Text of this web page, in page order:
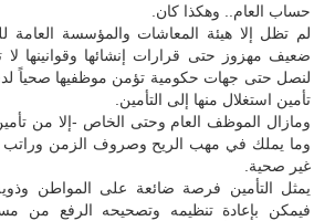
حساب العام.. وهكذا كان.
لم تظل إلا هيئة المعاشات والمؤسسة العامة
ضعيف مهزوز حتى قرارات إنشائها وقوانينها لا
لنصل حتى جهات حكومية تؤمن موظفيها صحياً
تأمين استغلال منها إلى التأمين.
ومازال الموظف العام وحتى الخاص -إلا من
وما يملك في مهب الريح وصروف الزمن
غير صحية.
يمثل التأمين فرصة ضائعة على المواطن
فيمكن بإعادة تنظيمه وتصحيحه الرفع من